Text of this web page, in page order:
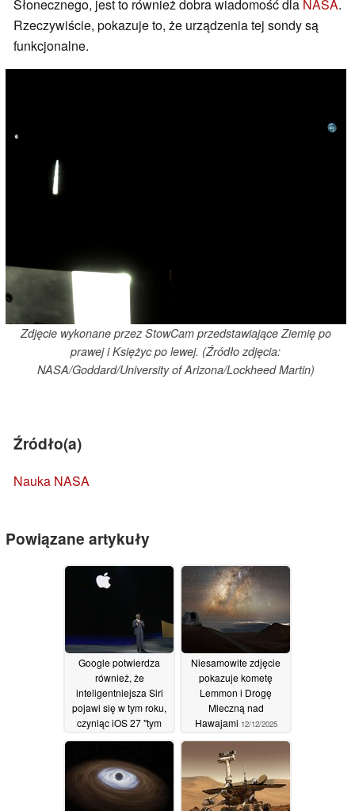
Słonecznego, jest to również dobra wiadomość dla NASA.
Rzeczywiście, pokazuje to, że urządzenia tej sondy są
funkcjonalne.
Zdjęcie wykonane przez StowCam przedstawiające Ziemię po
prawej i Księżyc po lewej. (Źródło zdjęcia:
NASA/Goddard/University of Arizona/Lockheed Martin)
Źródło(a)
Nauka NASA
Powiązane artykuły
Google potwierdza
również, że
inteligentniejsza Siri
pojawi się w tym roku,
czyniąc iOS 27 "tym
23/04/2026
Niesamowite zdjęcie
pokazuje kometę
Lemmon i Drogę
Mleczną nad
Hawajami 12/12/2025